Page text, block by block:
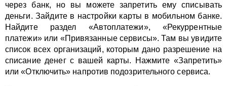
через банк, но вы можете запретить ему списывать
деньги. Зайдите в настройки карты в мобильном банке.
Найдите раздел «Автоплатежи», «Рекуррентные
платежи» или «Привязанные сервисы». Там вы увидите
список всех организаций, которым дано разрешение на
списание денег с вашей карты. Нажмите «Запретить»
или «Отключить» напротив подозрительного сервиса.